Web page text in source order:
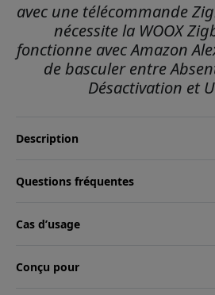
avec une télécommande
nécessite la WOOX
fonctionne avec Amazon
de basculer entre
Désactivation et
Description
Questions fréquentes
Cas d’usage
Conçu pour